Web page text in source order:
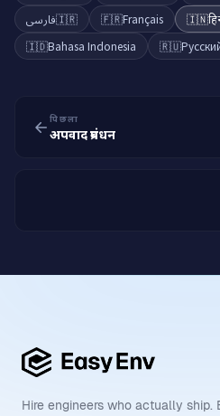
🇮🇷فارسی 🇫🇷Français 🇮🇳
🇮🇩Bahasa Indonesia 🇷🇺
पिछला
अपवाद प्रबंधन
Hire engineers who actually ship.